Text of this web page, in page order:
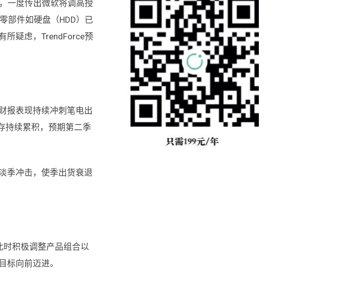
一度传出微软将调高授
部件如硬盘（HDD）已
所疑虑，TrendForce预
报表现持续冲刺笔电出
持续累积，预期第二季
季冲击，使季出货衰退
积极调整产品组合以
标向前迈进。